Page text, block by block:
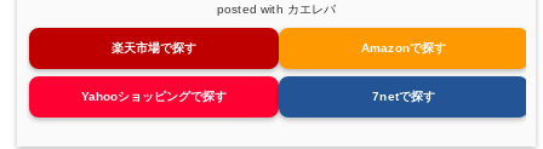
posted with カエレバ
楽天市場で探す Amazonで探す
Yahooショッピングで探す 7netで探す